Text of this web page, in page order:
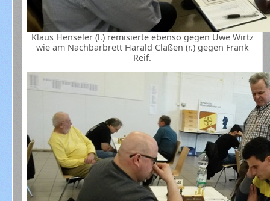
Klaus Henseler (l.) remisierte ebenso gegen Uwe Wirtz
wie am Nachbarbrett Harald Claßen (r.) gegen Frank
Reif.